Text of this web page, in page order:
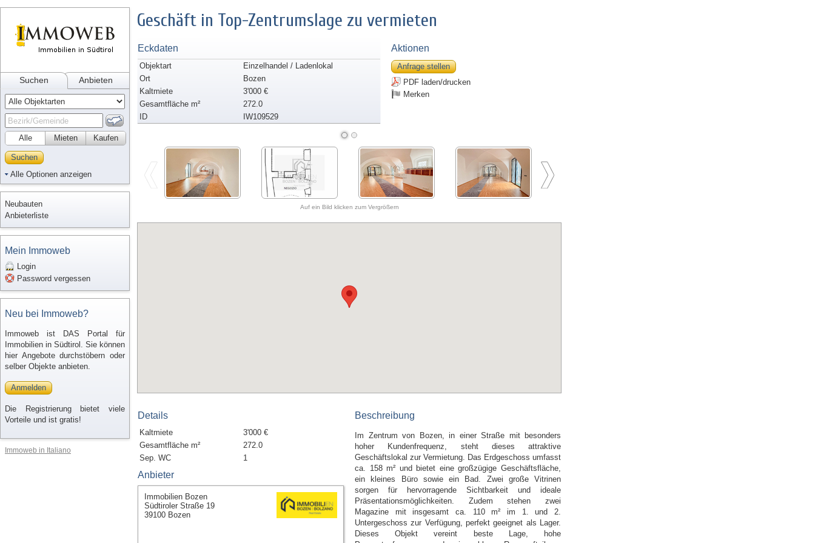
Suchen Anbieten
Alle Kaufen
Mieten
Suchen
Alle Optionen anzeigen
Neubauten
Anbieterliste
Mein Immoweb
Login
Password vergessen
Neu bei Immoweb?
Immoweb ist DAS Portal für
Immobilien in Südtirol. Sie können
hier Angebote durchstöbern oder
selber Objekte anbieten.
Anmelden
Die Registrierung bietet viele
Vorteile und ist gratis!
Immoweb in Italiano
Geschäft in Top-Zentrumslage zu vermieten
Eckdaten
Objektart
Einzelhandel / Ladenlokal
Ort
Bozen
Kaltmiete
3'000 €
Gesamtfläche m²
272.0
ID
IW109529
Aktionen
Anfrage stellen
PDF laden/drucken
Merken
Auf ein Bild klicken zum Vergrößern
Details
Kaltmiete
3'000 €
Gesamtfläche m²
272.0
Sep. WC
1
Beschreibung
Im Zentrum von Bozen, in einer Straße mit besonders
hoher Kundenfrequenz, steht dieses attraktive
Geschäftslokal zur Vermietung. Das Erdgeschoss umfasst
ca. 158 m² und bietet eine großzügige Geschäftsfläche,
ein kleines Büro sowie ein Bad. Zwei große Vitrinen
sorgen für hervorragende Sichtbarkeit und ideale
Präsentationsmöglichkeiten. Zudem stehen zwei
Magazine mit insgesamt ca. 110 m² im 1. und 2.
Untergeschoss zur Verfügung, perfekt geeignet als Lager.
Dieses Objekt vereint beste Lage, hohe
Anbieter
Immobilien Bozen
Südtiroler Straße 19
39100 Bozen